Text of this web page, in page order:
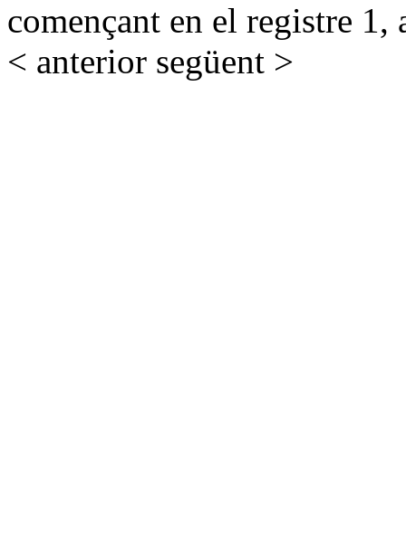
començant en el registre 1,
< anterior següent >